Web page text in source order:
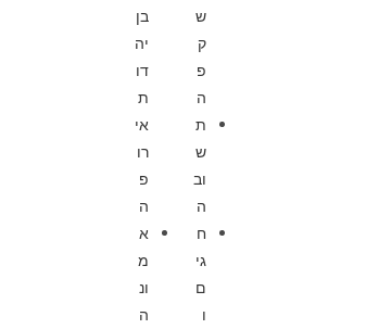
ש
ק
פ
ה
ת
ש
וב
ה
ח
גי
ם
ו
בן
יה
דו
ת
אי
רו
פ
ה
א
מ
ונ
ה